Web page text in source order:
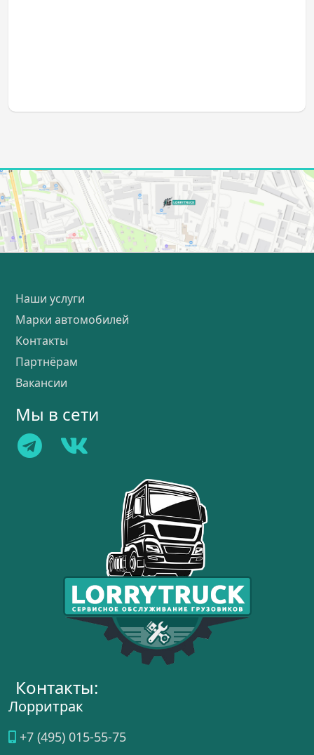
Наши услуги
Марки автомобилей
Контакты
Партнёрам
Вакансии
Мы в сети
Контакты:
Лорритрак
+7 (495) 015-55-75